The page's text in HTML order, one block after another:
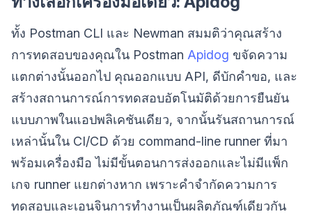
ทั้ง Postman CLI และ Newman สมมติว่าคุณสร้าง
การทดสอบของคุณใน Postman Apidog ขจัดความ
แตกต่างนั้นออกไป คุณออกแบบ API, ดีบักคำขอ, และ
สร้างสถานการณ์การทดสอบอัตโนมัติด้วยการยืนยัน
แบบภาพในแอปพลิเคชันเดียว, จากนั้นรันสถานการณ์
เหล่านั้นใน CI/CD ด้วย command-line runner ที่มา
พร้อมเครื่องมือ ไม่มีขั้นตอนการส่งออกและไม่มีแพ็ก
เกจ runner แยกต่างหาก เพราะคำจำกัดความการ
ทดสอบและเอนจินการทำงานเป็นผลิตภัณฑ์เดียวกัน